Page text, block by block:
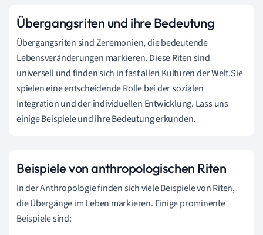
Übergangsriten und ihre Bedeutung
Übergangsriten sind Zeremonien, die bedeutende
Lebensveränderungen markieren. Diese Riten sind
universell und finden sich in fast allen Kulturen der Welt.Sie
spielen eine entscheidende Rolle bei der sozialen
Integration und der individuellen Entwicklung. Lass uns
einige Beispiele und ihre Bedeutung erkunden.
Beispiele von anthropologischen Riten
In der Anthropologie finden sich viele Beispiele von Riten,
die Übergänge im Leben markieren. Einige prominente
Beispiele sind: